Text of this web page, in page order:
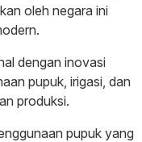
oleh negara ini
dengan inovasi
pupuk, irigasi, dan
produksi.
pupuk yang